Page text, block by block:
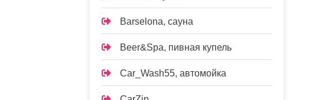
Barselona, сауна
Beer&Spa, пивная купель
Car_Wash55, автомойка